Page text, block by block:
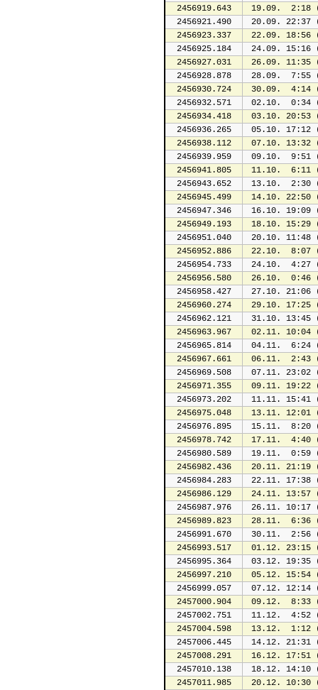
2456919.643
19.09.  2:18
2456921.490
20.09. 22:37
2456923.337
22.09. 18:56
2456925.184
24.09. 15:16
2456927.031
26.09. 11:35
2456928.878
28.09.  7:55
2456930.724
30.09.  4:14
2456932.571
02.10.  0:34
2456934.418
03.10. 20:53
2456936.265
05.10. 17:12
2456938.112
07.10. 13:32
2456939.959
09.10.  9:51
2456941.805
11.10.  6:11
2456943.652
13.10.  2:30
2456945.499
14.10. 22:50
2456947.346
16.10. 19:09
2456949.193
18.10. 15:29
2456951.040
20.10. 11:48
2456952.886
22.10.  8:07
2456954.733
24.10.  4:27
2456956.580
26.10.  0:46
2456958.427
27.10. 21:06
2456960.274
29.10. 17:25
2456962.121
31.10. 13:45
2456963.967
02.11. 10:04
2456965.814
04.11.  6:24
2456967.661
06.11.  2:43
2456969.508
07.11. 23:02
2456971.355
09.11. 19:22
2456973.202
11.11. 15:41
2456975.048
13.11. 12:01
2456976.895
15.11.  8:20
2456978.742
17.11.  4:40
2456980.589
19.11.  0:59
2456982.436
20.11. 21:19
2456984.283
22.11. 17:38
2456986.129
24.11. 13:57
2456987.976
26.11. 10:17
2456989.823
28.11.  6:36
2456991.670
30.11.  2:56
2456993.517
01.12. 23:15
2456995.364
03.12. 19:35
2456997.210
05.12. 15:54
2456999.057
07.12. 12:14
2457000.904
09.12.  8:33
2457002.751
11.12.  4:52
2457004.598
13.12.  1:12
2457006.445
14.12. 21:31
2457008.291
16.12. 17:51
2457010.138
18.12. 14:10
2457011.985
20.12. 10:30